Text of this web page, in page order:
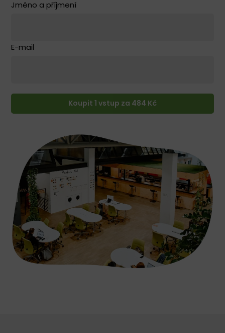
Jméno a příjmení
E-mail